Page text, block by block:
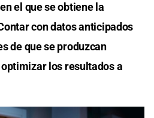
el que se obtiene la
con datos anticipados
de que se produzcan
los resultados a